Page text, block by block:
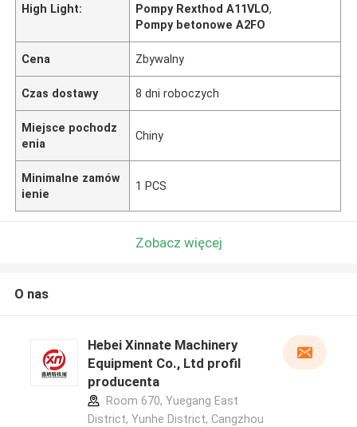
High Light:
Pompy Rexthod A11VLO,
Pompy betonowe A2FO
Cena Zbywalny
Czas dostawy 8 dni roboczych
Miejsce pochodz
enia
Chiny
Minimalne zamów
ienie
1 PCS
Zobacz więcej
O nas
Hebei Xinnate Machinery
Equipment Co., Ltd profil
producenta
Room 670, Yuegang East
District, Yunhe District, Cangzhou